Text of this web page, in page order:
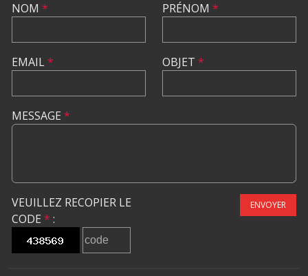
NOM *
EMAIL*
PRÉNOM *
OBJET *
MESSAGE *
VEUILLEZ RECOPIER LE
CODE * :
ENVOYER